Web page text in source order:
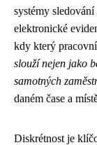
systémy
elektronické
kdy který
slouží nejen jako
samotných
daném čase a
Diskrétnost je